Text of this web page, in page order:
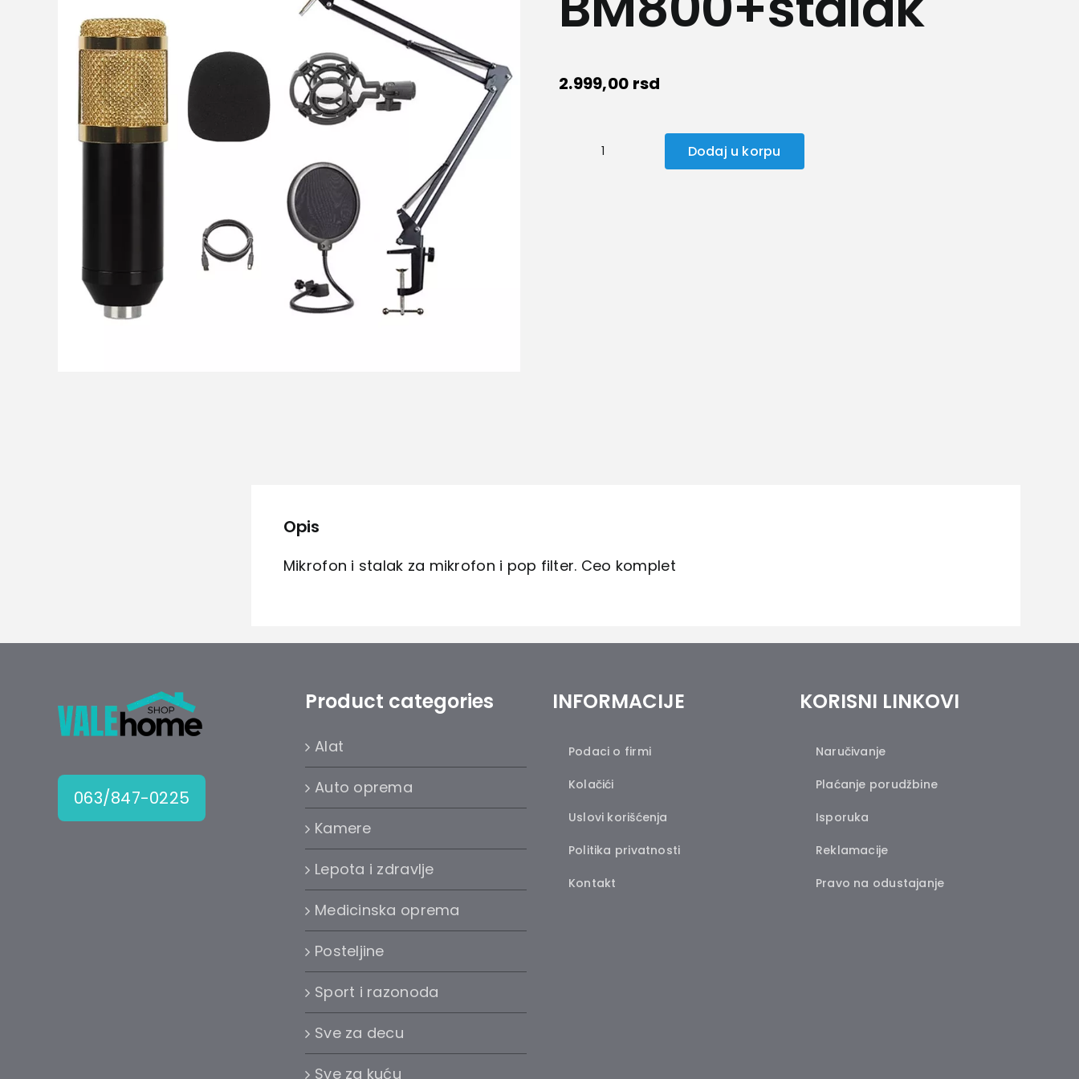
2.999,00 rsd
Mikrofon
Dodaj u korpu
Opis
Mikrofon i stalak za mikrofon i pop filter. Ceo komplet
063/847-0225
Product categories
Alat
Auto oprema
Kamere
Lepota i zdravlje
Medicinska oprema
Posteljine
Sport i razonoda
Sve za decu
Sve za kuću
INFORMACIJE
Podaci o firmi
Kolačići
Uslovi korišćenja
Politika privatnosti
Kontakt
KORISNI LINKOVI
Naručivanje
Plaćanje porudžbine
Isporuka
Reklamacije
Pravo na odustajanje